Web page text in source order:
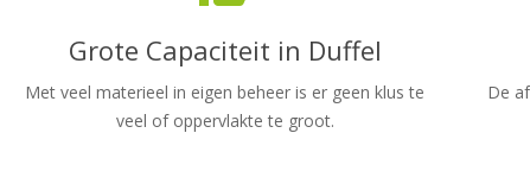
Grote Capaciteit in Duffel
Met veel materieel in eigen beheer is er geen klus te
veel of oppervlakte te groot.
De